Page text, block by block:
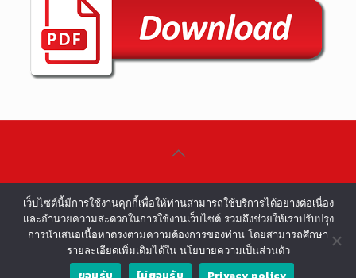
©COPYRIGHT 2002-2016 ALL RIGHTS
RESERVED.
เว็บไซต์นี้มีการใช้งานคุกกี้เพื่อให้ท่านสามารถใช้บริการได้อย่างต่อเนื่อง
และอำนวยความสะดวกในการใช้งานเว็บไซต์ รวมถึงช่วยให้เราปรับปรุง
การนำเสนอเนื้อหาตรงตามความต้องการของท่าน โดยสามารถศึกษา
รายละเอียดเพิ่มเติมได้ใน นโยบายความเป็นส่วนตัว
ยอมรับ ไม่ยอมรับ Privacy policy